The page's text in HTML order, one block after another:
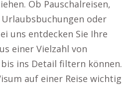
Ob Pauschalreisen,
oder
uns entdecken Sie Ihre
einer Vielzahl von
ins Detail filtern können.
auf einer Reise wichtig